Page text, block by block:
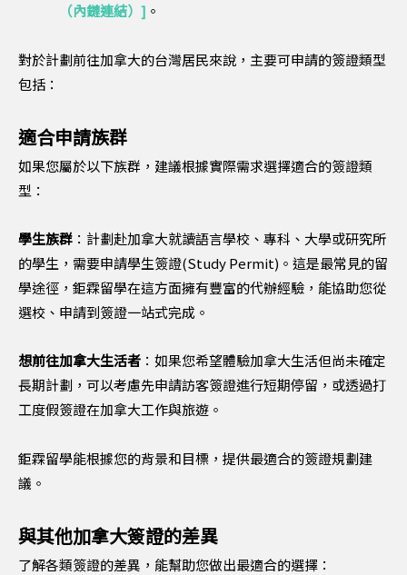
（內鏈連結）] 。
對於計劃前往加拿大的台灣居民來說，主要可申請的簽證類型
包括：
適合申請族群
如果您屬於以下族群，建議根據實際需求選擇適合的簽證類
型：
學生族群 ：計劃赴加拿大就讀語言學校、專科、大學或研究所
的學生，需要申請學生簽證(Study Permit)。這是最常見的留
學途徑，鉅霖留學在這方面擁有豐富的代辦經驗，能協助您從
選校、申請到簽證一站式完成。
想前往加拿大生活者 ：如果您希望體驗加拿大生活但尚未確定
長期計劃，可以考慮先申請訪客簽證進行短期停留，或透過打
工度假簽證在加拿大工作與旅遊。
鉅霖留學能根據您的背景和目標，提供最適合的簽證規劃建
議。
與其他加拿大簽證的差異
了解各類簽證的差異，能幫助您做出最適合的選擇：